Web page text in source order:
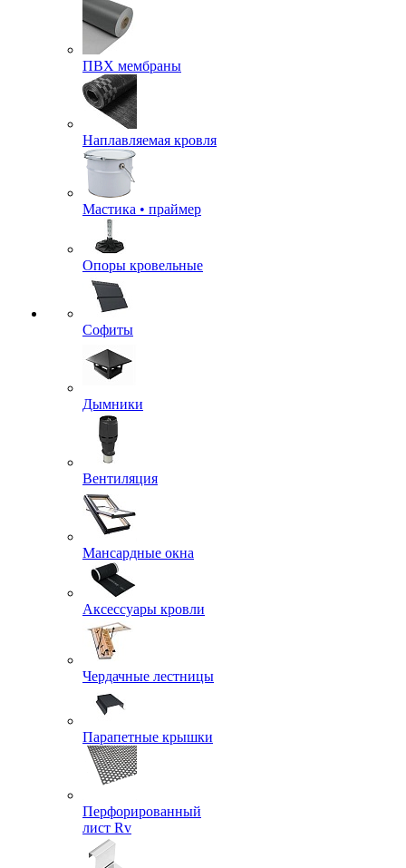
ПВХ мембраны
Наплавляемая кровля
Мастика • праймер
Опоры кровельные
Софиты
Дымники
Вентиляция
Мансардные окна
Аксессуары кровли
Чердачные лестницы
Парапетные крышки
Перфорированный
лист Rv